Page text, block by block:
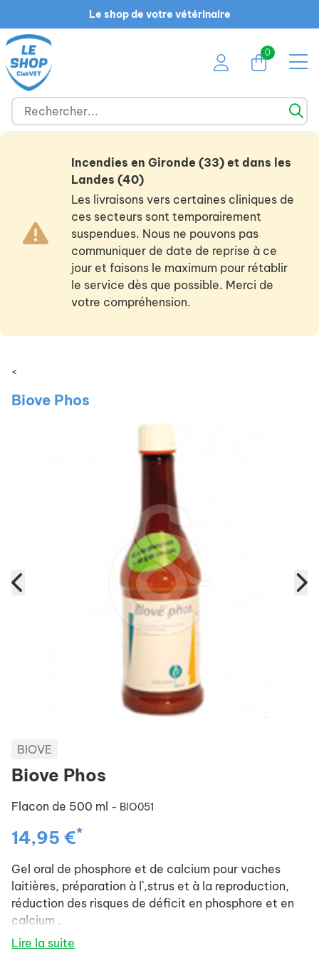
Le shop de votre vétérinaire
0
Incendies en Gironde (33) et dans les
Landes (40)
Les livraisons vers certaines cliniques de
ces secteurs sont temporairement
suspendues. Nous ne pouvons pas
communiquer de date de reprise à ce
jour et faisons le maximum pour rétablir
le service dès que possible. Merci de
votre compréhension.
<
Biove Phos
BIOVE
Biove Phos
Flacon de 500 ml - BIO051
14,95 €*
Gel oral de phosphore et de calcium pour vaches
laitières, préparation à l`,strus et à la reproduction,
réduction des risques de déficit en phosphore et en
calcium .
Lire la suite